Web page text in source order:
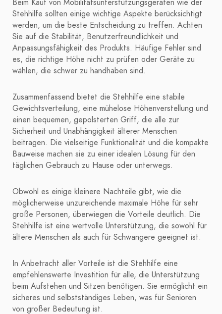
Beim Kauf von Mobilitätsunterstützungsgeräten wie der
Stehhilfe sollten einige wichtige Aspekte berücksichtigt
werden, um die beste Entscheidung zu treffen. Achten
Sie auf die Stabilität, Benutzerfreundlichkeit und
Anpassungsfähigkeit des Produkts. Häufige Fehler sind
es, die richtige Höhe nicht zu prüfen oder Geräte zu
wählen, die schwer zu handhaben sind.
Zusammenfassend bietet die Stehhilfe eine stabile
Gewichtsverteilung, eine mühelose Höhenverstellung und
einen bequemen, gepolsterten Griff, die alle zur
Sicherheit und Unabhängigkeit älterer Menschen
beitragen. Die vielseitige Funktionalität und die kompakte
Bauweise machen sie zu einer idealen Lösung für den
täglichen Gebrauch zu Hause oder unterwegs.
Obwohl es einige kleinere Nachteile gibt, wie die
möglicherweise unzureichende maximale Höhe für sehr
große Personen, überwiegen die Vorteile deutlich. Die
Stehhilfe ist eine wertvolle Unterstützung, die sowohl für
ältere Menschen als auch für Schwangere geeignet ist.
In Anbetracht aller Vorteile ist die Stehhilfe eine
empfehlenswerte Investition für alle, die Unterstützung
beim Aufstehen und Sitzen benötigen. Sie ermöglicht ein
sicheres und selbstständiges Leben, was für Senioren
von großer Bedeutung ist.